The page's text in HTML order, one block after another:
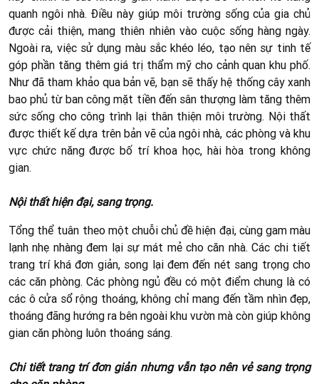
quanh ngôi nhà. Điều này giúp môi trường sống của gia chủ
được cải thiện, mang thiên nhiên vào cuộc sống hàng ngày.
Ngoài ra, việc sử dụng màu sắc khéo léo, tạo nên sự tinh tế
góp phần tăng thêm giá trị thẩm mỹ cho cảnh quan khu phố.
Như đã tham khảo qua bản vẽ, bạn sẽ thấy hệ thống cây xanh
bao phủ từ ban công mặt tiền đến sân thượng làm tăng thêm
sức sống cho công trình lại thân thiện môi trường. Nội thất
được thiết kế dựa trên bản vẽ của ngôi nhà, các phòng và khu
vực chức năng được bố trí khoa học, hài hòa trong không
gian.
Nội thất hiện đại, sang trọng.
Tổng thể tuân theo một chuỗi chủ đề hiện đại, cùng gam màu
lạnh nhẹ nhàng đem lại sự mát mẻ cho căn nhà. Các chi tiết
trang trí khá đơn giản, song lại đem đến nét sang trọng cho
các căn phòng. Các phòng ngủ đều có một điểm chung là có
các ô cửa sổ rộng thoáng, không chỉ mang đến tầm nhìn đẹp,
thoáng đãng hướng ra bên ngoài khu vườn mà còn giúp không
gian căn phòng luôn thoáng sáng.
Chi tiết trang trí đơn giản nhưng vẫn tạo nên vẻ sang trọng